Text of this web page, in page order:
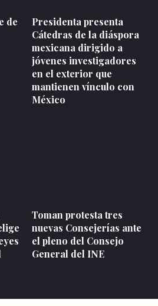
de
Presidenta presenta
Cátedras de la diáspora
mexicana dirigido a
jóvenes investigadores
en el exterior que
mantienen vínculo con
México
Toman protesta tres
nuevas Consejerías ante
el pleno del Consejo
General del INE